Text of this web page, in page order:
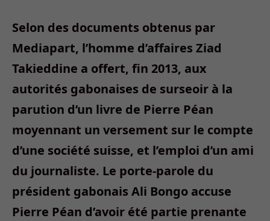
Selon des documents obtenus par
Mediapart, l’homme d’affaires Ziad
Takieddine a offert, fin 2013, aux
autorités gabonaises de surseoir à la
parution d’un livre de Pierre Péan
moyennant un versement sur le compte
d’une société suisse, et l’emploi d’un ami
du journaliste. Le porte-parole du
président gabonais Ali Bongo accuse
Pierre Péan d’avoir été partie prenante